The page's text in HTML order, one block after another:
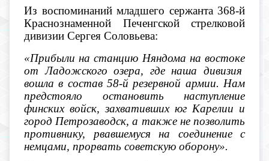
Из воспоминаний младшего сержанта 368-й
Краснознаменной Печенгской стрелковой
дивизии Сергея Соловьева:
«Прибыли на станцию Няндома на востоке
от Ладожского озера, где наша дивизия
вошла в состав 58-й резервной армии. Нам
предстояло остановить наступление
финских войск, захвативших юг Карелии и
город Петрозаводск, а также не позволить
противнику, рвавшемуся на соединение с
немцами, прорвать советскую оборону».